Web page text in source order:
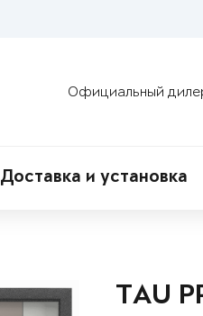
Официальный
Доставка и установка
TAU